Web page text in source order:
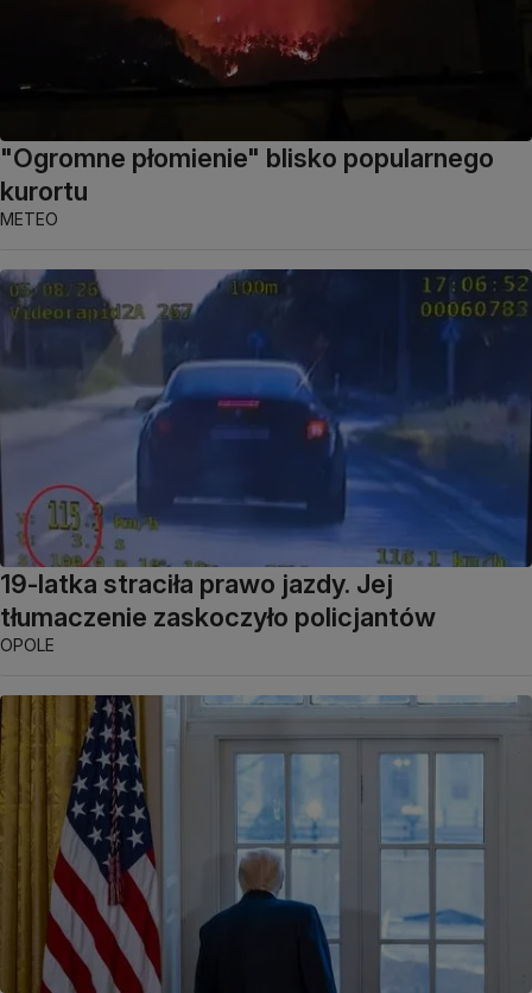
"Ogromne płomienie" blisko popularnego
kurortu
METEO
19-latka straciła prawo jazdy. Jej
tłumaczenie zaskoczyło policjantów
OPOLE